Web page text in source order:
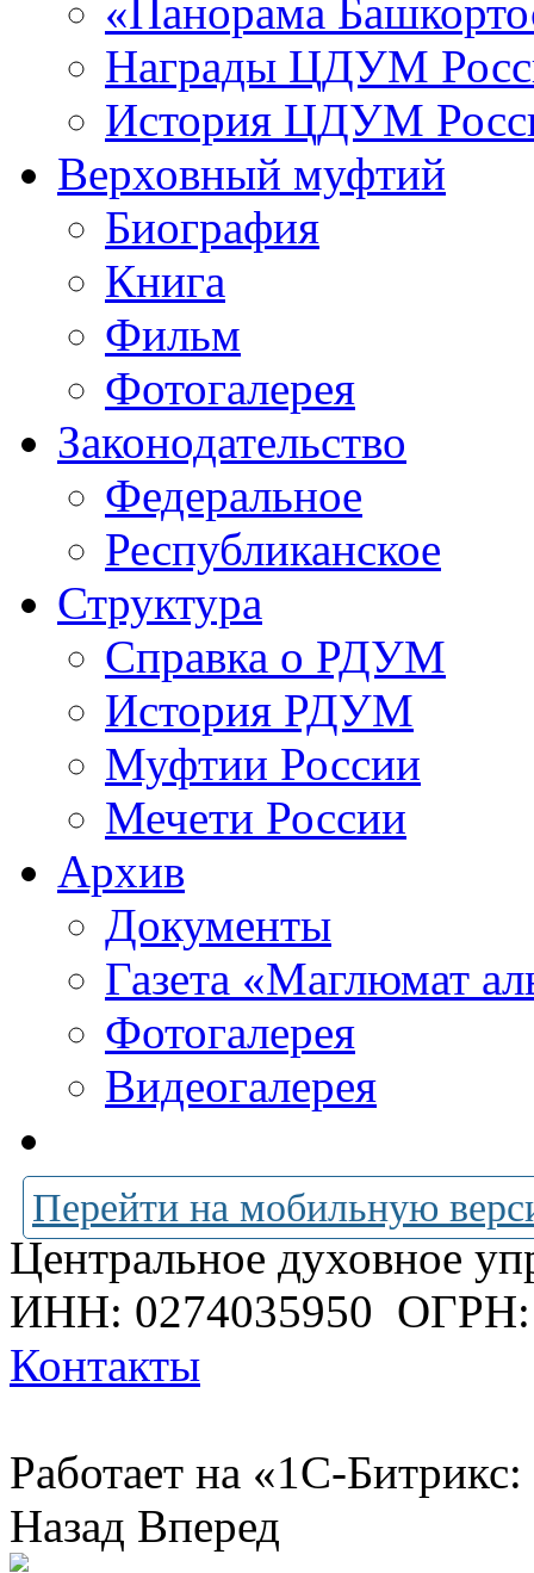
«Панорама
Награды ЦДУМ
История ЦДУМ
Верховный муфтий
Биография
Книга
Фильм
Фотогалерея
Законодательство
Федеральное
Республиканское
Структура
Справка о РДУМ
История РДУМ
Муфтии России
Мечети России
Архив
Документы
Газета «Маглюмат
Фотогалерея
Видеогалерея
Перейти на мобильную
Центральное духовное
ИНН: 0274035950 ОГРН:
Контакты
Работает на «1С-
Назад Вперед